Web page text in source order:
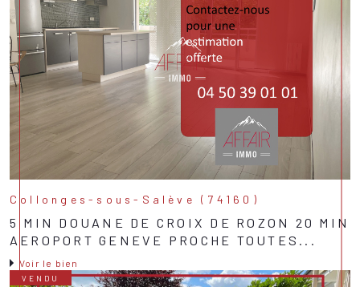
Collonges-sous-Salève (74160)
5 MIN DOUANE DE CROIX DE ROZON 20 MIN
AEROPORT GENEVE PROCHE TOUTES...
Voir le bien
VENDU